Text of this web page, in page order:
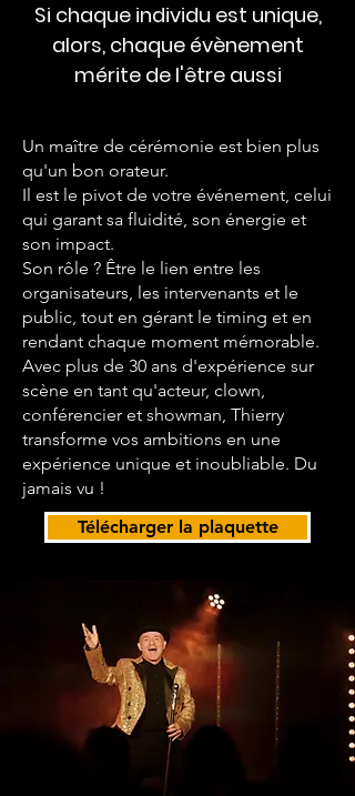
Si chaque individu est unique,
alors, chaque évènement
mérite de l'être aussi
Un maître de cérémonie est bien plus
qu'un bon orateur.
Il est le pivot de votre événement, celui
qui garant sa fluidité, son énergie et
son impact.
Son rôle ? Être le lien entre les
organisateurs, les intervenants et le
public, tout en gérant le timing et en
rendant chaque moment mémorable.
Avec plus de 30 ans d'expérience sur
scène en tant qu'acteur, clown,
conférencier et showman, Thierry
transforme vos ambitions en une
expérience unique et inoubliable. Du
jamais vu !
Télécharger la plaquette